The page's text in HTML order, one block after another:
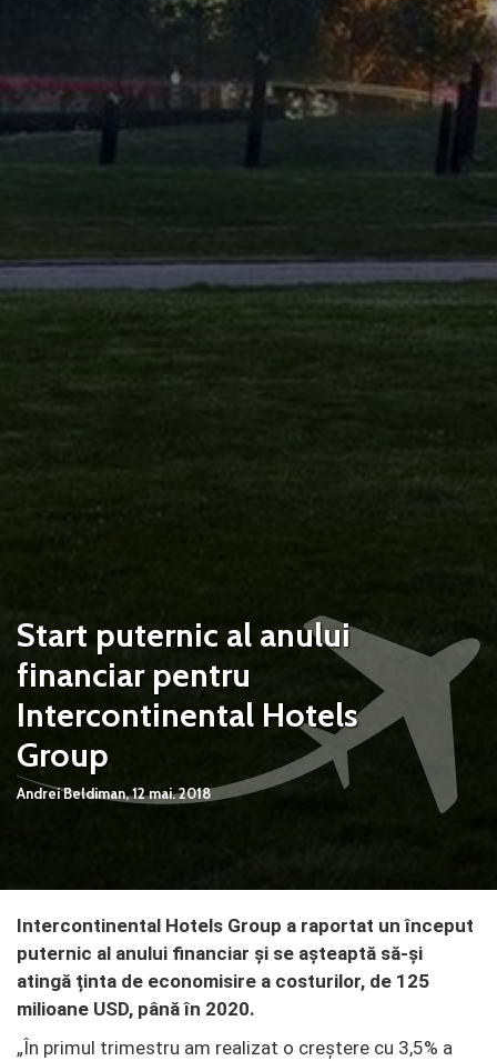
Start puternic al anului
financiar pentru
Intercontinental Hotels
Group
Andrei Beldiman,12 mai. 2018
Intercontinental Hotels Group a raportat un început
puternic al anului financiar și se așteaptă să-și
atingă ținta de economisire a costurilor, de 125
milioane USD, până în 2020.
„În primul trimestru am realizat o creștere cu 3,5% a